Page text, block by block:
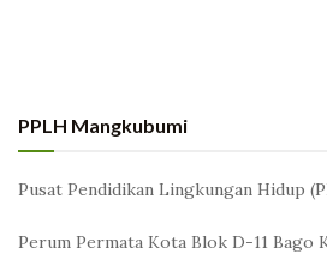
PPLH Mangkubumi
Pusat Pendidikan Lingkungan Hidup
Perum Permata Kota Blok D-11 Bago